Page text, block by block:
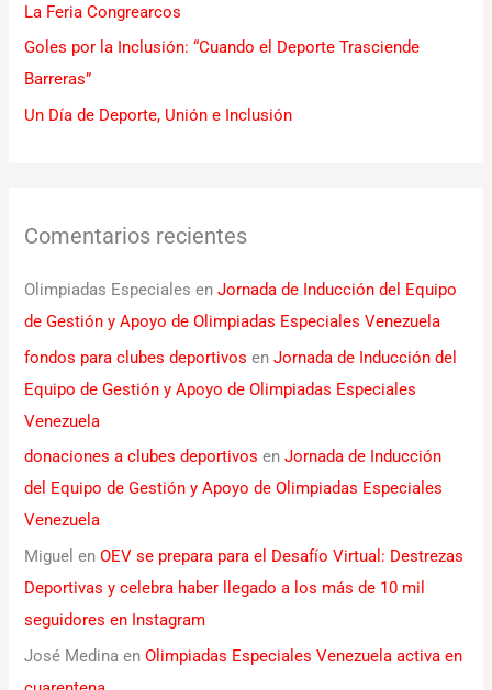
La Feria Congrearcos
Goles por la Inclusión: “Cuando el Deporte Trasciende
Barreras”
Un Día de Deporte, Unión e Inclusión
Comentarios recientes
Olimpiadas Especiales enJornada de Inducción del Equipo
de Gestión y Apoyo de Olimpiadas Especiales Venezuela
fondos para clubes deportivos enJornada de Inducción del
Equipo de Gestión y Apoyo de Olimpiadas Especiales
Venezuela
donaciones a clubes deportivos enJornada de Inducción
del Equipo de Gestión y Apoyo de Olimpiadas Especiales
Venezuela
Miguel enOEV se prepara para el Desafío Virtual: Destrezas
Deportivas y celebra haber llegado a los más de 10 mil
seguidores en Instagram
José Medina enOlimpiadas Especiales Venezuela activa en